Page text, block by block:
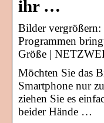
ihr …
Bilder
Programmen
Größe |
Möchten Sie das
Smartphone nur
ziehen Sie es
beider Hände …